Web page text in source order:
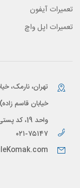
تعمیرات آیفون
تعمیرات اپل واچ
تهران، نارمک،
واحد 19، کد پستی: 1646668634
۰۲۱-۷۵۱۴۷